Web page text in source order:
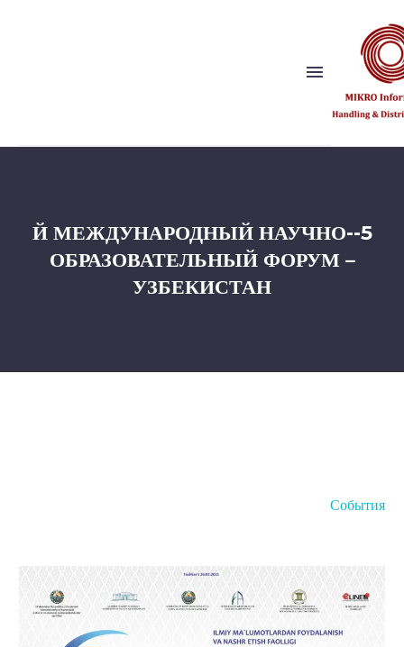
Наше видение и ценности
Издательство
Партнер по решениям
Русский
Back
English
5-Й МЕЖДУНАРОДНЫЙ НАУЧНО-
ОБРАЗОВАТЕЛЬНЫЙ ФОРУМ –
УЗБЕКИСТАН
События